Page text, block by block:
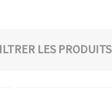
LES PRODUITS